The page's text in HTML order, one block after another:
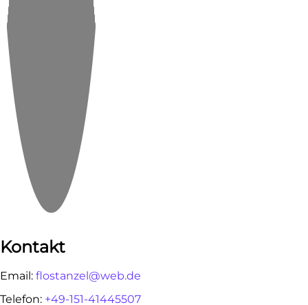
Kontakt
Email: flostanzel@web.de
Telefon: ‭+49-151-41445507‬